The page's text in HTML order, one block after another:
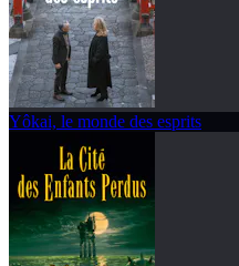
Yôkai, le monde des esprits